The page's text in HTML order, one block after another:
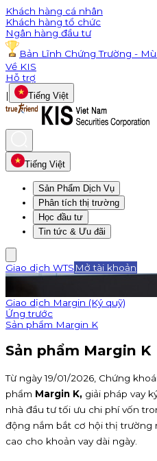
Khách hàng cá nhân
Khách hàng tổ chức
Ngân hàng đầu tư
Bản Lĩnh Chứng Trường -
Về KIS
Hỗ trợ
|
Tiếng Việt
Tiếng Việt
Sản Phẩm Dịch Vụ
Phân tích thị trường
Học đầu tư
Tin tức & Ưu đãi
Giao dịch WTS Mở tài khoản
Giao dịch Margin (Ký quỹ)
Ứng trước
Sản phẩm Margin K
Sản phẩm Margin K
Từ ngày 19/01/2026, Chứng
phẩm Margin K, giải pháp vay
nhà đầu tư tối ưu chi phí vốn
động nắm bắt cơ hội thị trường
cao cho khoản vay dài ngày.